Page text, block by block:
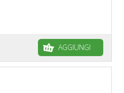
AGGIUNGI